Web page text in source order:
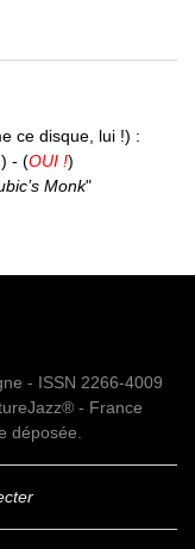
ce disque, lui !) :
- (OUI !)
Monk"
- ISSN 2266-4009
- France
déposée.